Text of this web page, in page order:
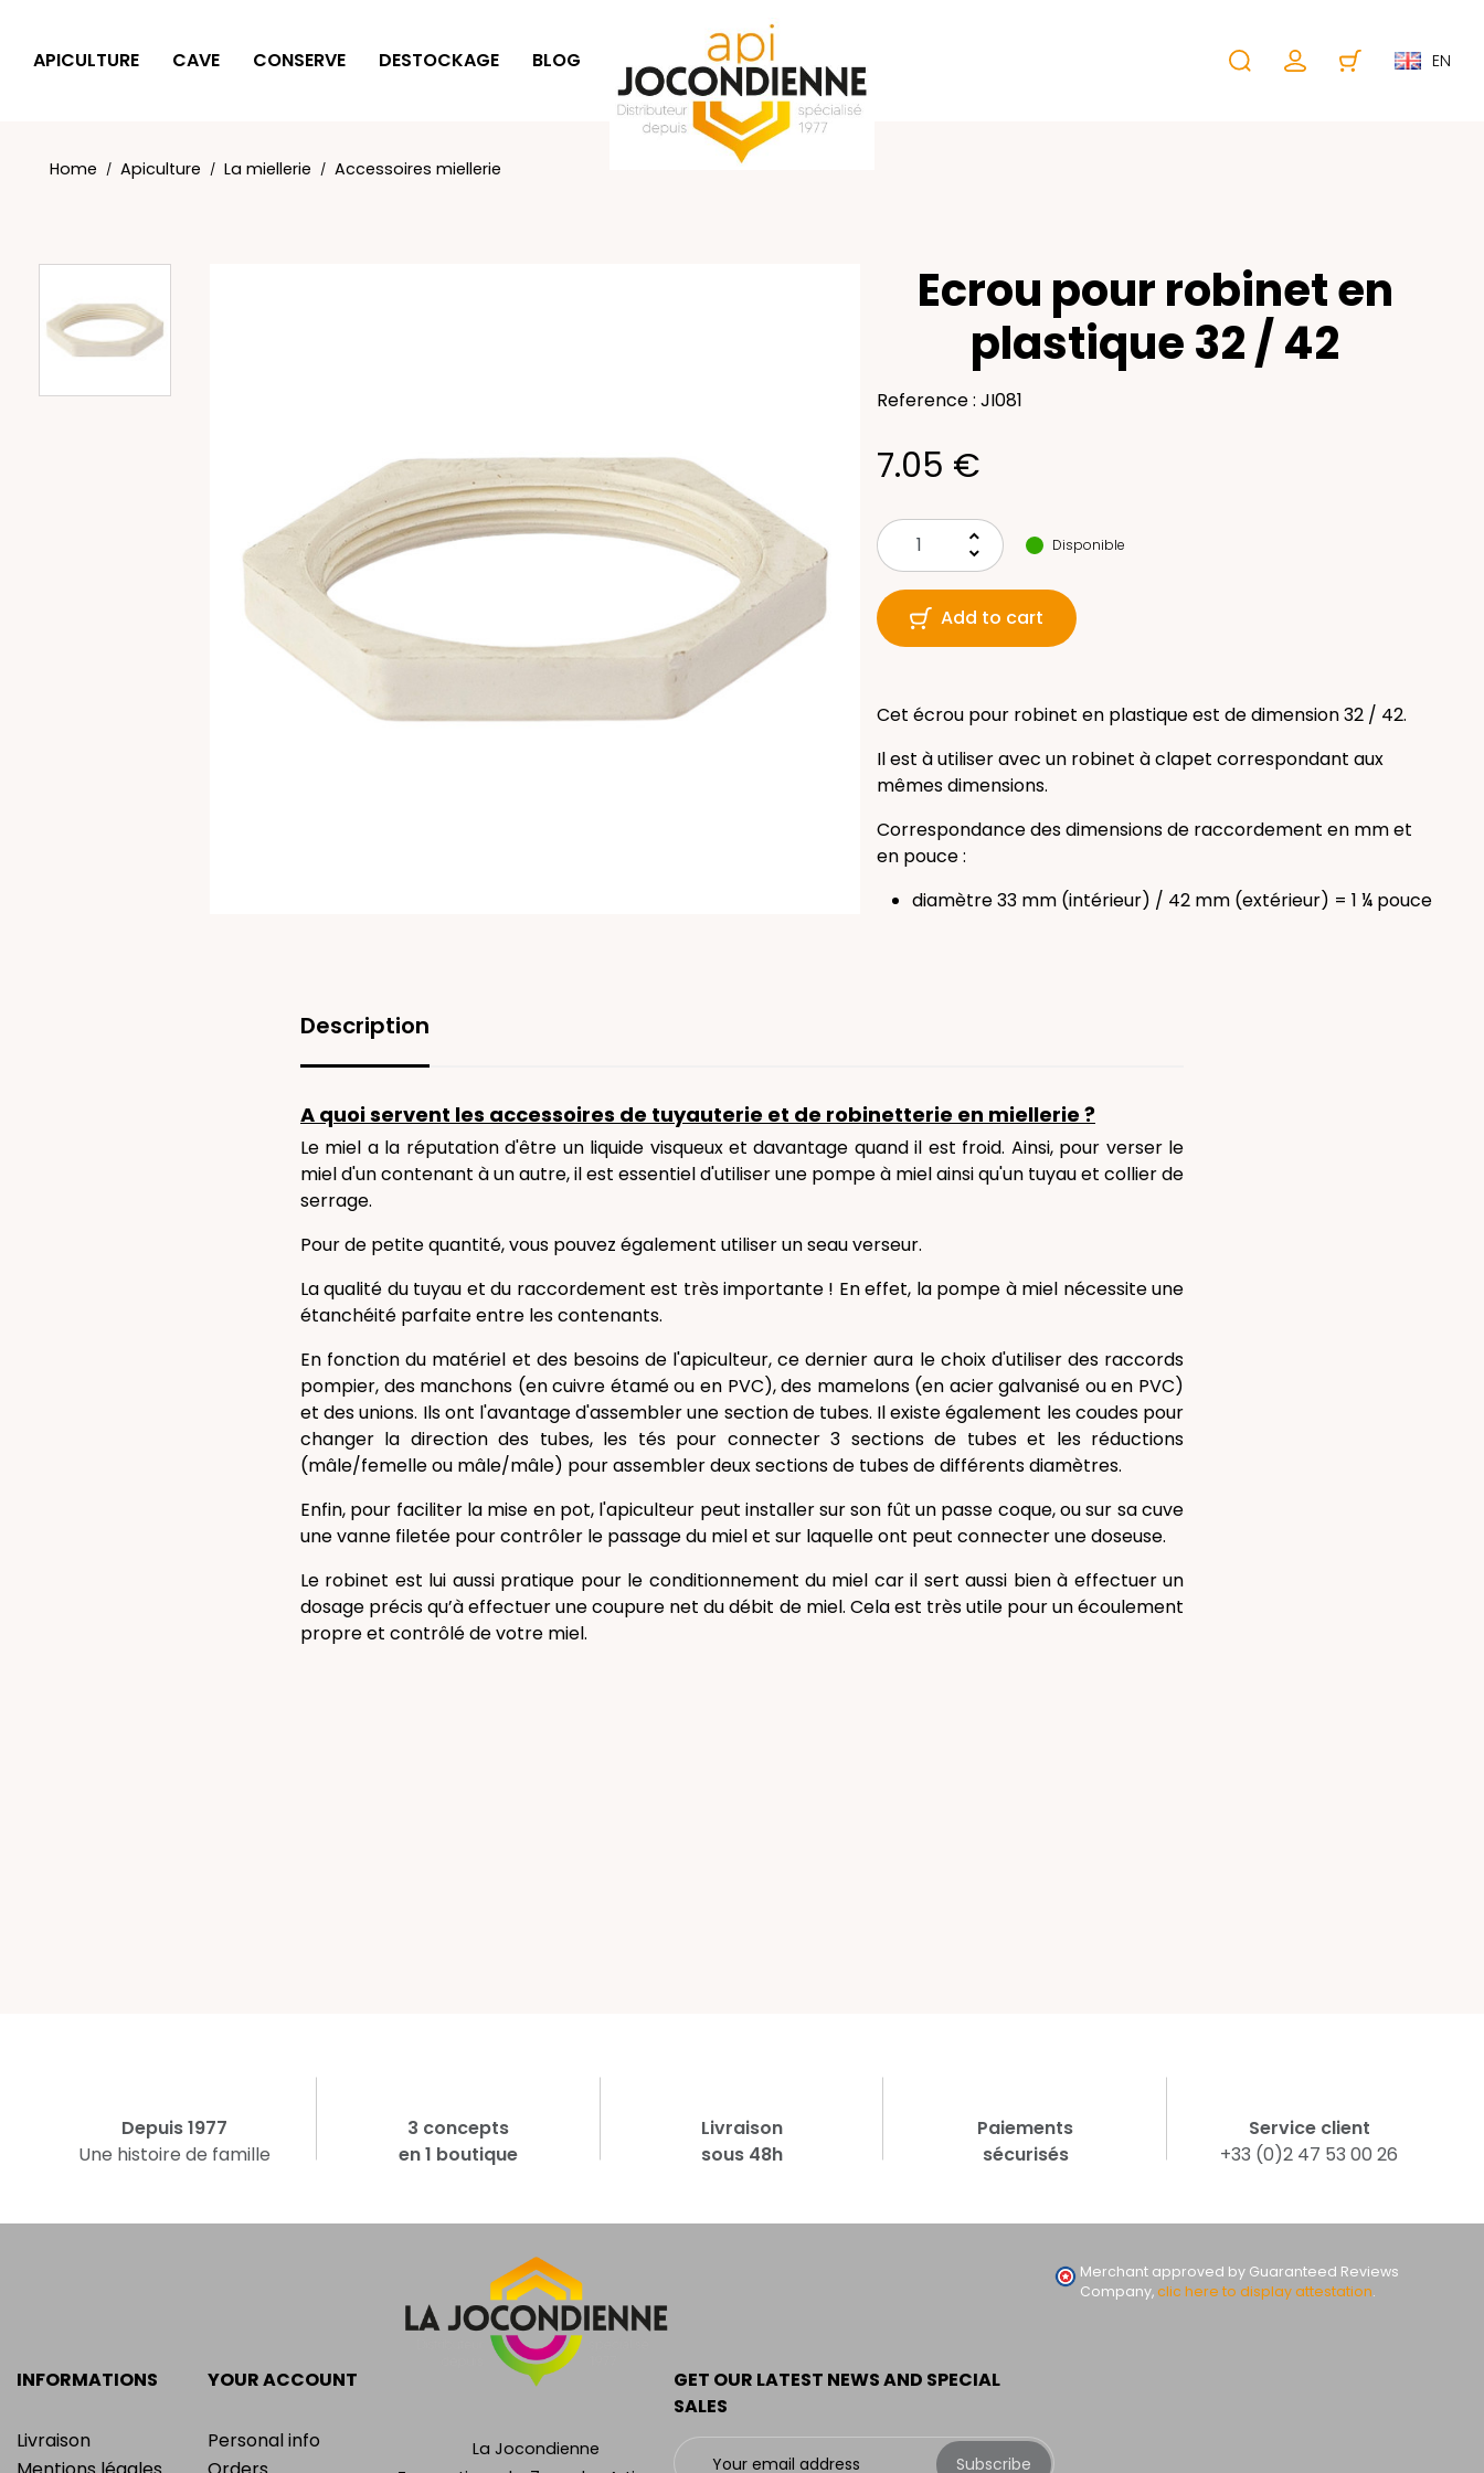
APICULTURE CAVE CONSERVE DESTOCKAGE BLOG IDÉES CADEAUX EN
Home Apiculture La miellerie Accessoires miellerie
Ecrou pour robinet en
plastique 32 / 42
Reference : JI081
7.05 €
keyboard_arrow_up
keyboard_arrow_down
Disponible
Add to cart
Cet écrou pour robinet en plastique est de dimension 32 / 42.
Il est à utiliser avec un robinet à clapet correspondant aux
mêmes dimensions.
Correspondance des dimensions de raccordement en mm et
en pouce :
diamètre 33 mm (intérieur) / 42 mm (extérieur) = 1 ¼ pouce
Description
A quoi servent les accessoires de tuyauterie et de robinetterie en miellerie ?
Le miel a la réputation d'être un liquide visqueux et davantage quand il est froid. Ainsi, pour verser le
miel d'un contenant à un autre, il est essentiel d'utiliser une pompe à miel ainsi qu'un tuyau et collier de
serrage.
Pour de petite quantité, vous pouvez également utiliser un seau verseur.
La qualité du tuyau et du raccordement est très importante ! En effet, la pompe à miel nécessite une
étanchéité parfaite entre les contenants.
En fonction du matériel et des besoins de l'apiculteur, ce dernier aura le choix d'utiliser des raccords
pompier, des manchons (en cuivre étamé ou en PVC), des mamelons (en acier galvanisé ou en PVC)
et des unions. Ils ont l'avantage d'assembler une section de tubes. Il existe également les coudes pour
changer la direction des tubes, les tés pour connecter 3 sections de tubes et les réductions
(mâle/femelle ou mâle/mâle) pour assembler deux sections de tubes de différents diamètres.
Enfin, pour faciliter la mise en pot, l'apiculteur peut installer sur son fût un passe coque, ou sur sa cuve
une vanne filetée pour contrôler le passage du miel et sur laquelle ont peut connecter une doseuse.
Le robinet est lui aussi pratique pour le conditionnement du miel car il sert aussi bien à effectuer un
dosage précis qu’à effectuer une coupure net du débit de miel. Cela est très utile pour un écoulement
propre et contrôlé de votre miel.
Depuis 1977
Une histoire de famille
3 concepts
en 1 boutique
Livraison
sous 48h
Paiements
sécurisés
Service client
+33 (0)2 47 53 00 26
INFORMATIONS
Livraison
YOUR ACCOUNT
Personal info
La Jocondienne
GET OUR LATEST NEWS AND SPECIAL
SALES
Subscribe
Merchant approved by Guaranteed Reviews
Company,clic here to display attestation.